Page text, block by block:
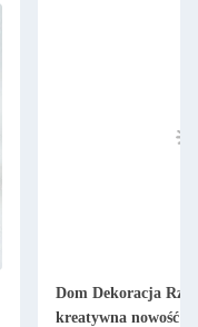
Kreatywny
Latte